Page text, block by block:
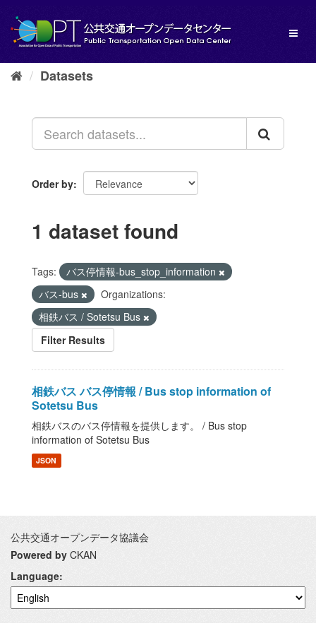
content
Datasets
Order by
1 dataset found
Tags:
バス停情報-bus_stop_information
バス-bus
Organizations:
相鉄バス / Sotetsu Bus
Filter Results
相鉄バス バス停情報 / Bus stop information of
Sotetsu Bus
相鉄バスのバス停情報を提供します。 / Bus stop
information of Sotetsu Bus
JSON
公共交通オープンデータ協議会
Powered by CKAN
Language